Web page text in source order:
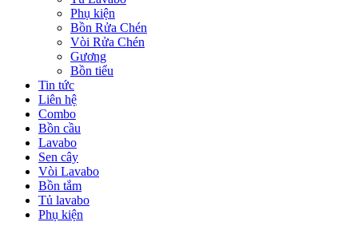
Phụ kiện
Bồn Rửa Chén
Vòi Rửa Chén
Gương
Bồn tiểu
Tin tức
Liên hệ
Combo
Bồn cầu
Lavabo
Sen cây
Vòi Lavabo
Bồn tắm
Tủ lavabo
Phụ kiện